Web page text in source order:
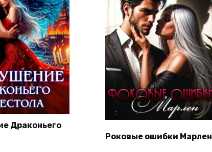
Драконьего
Роковые ошибки Марлен